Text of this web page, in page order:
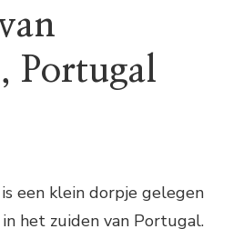
Portugal
een klein dorpje gelegen
het zuiden van Portugal.